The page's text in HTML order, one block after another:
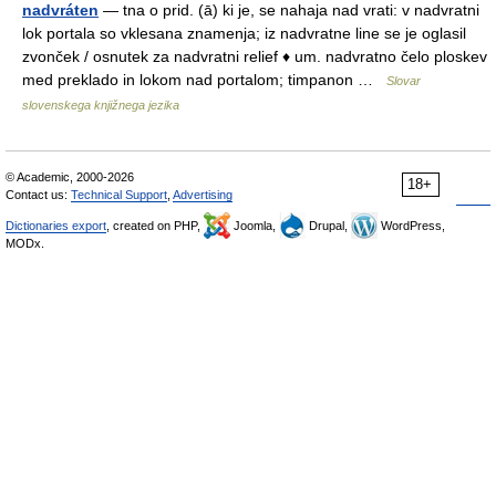
nadvráten — tna o prid. (ā) ki je, se nahaja nad vrati: v nadvratni
lok portala so vklesana znamenja; iz nadvratne line se je oglasil
zvonček / osnutek za nadvratni relief ♦ um. nadvratno čelo ploskev
med preklado in lokom nad portalom; timpanon …
Slovar
slovenskega knjižnega jezika
18+
© Academic, 2000-2026
Contact us: Technical Support Advertising
Dictionaries export , created on PHP, Joomla, Drupal,
WordPress,
MODx.